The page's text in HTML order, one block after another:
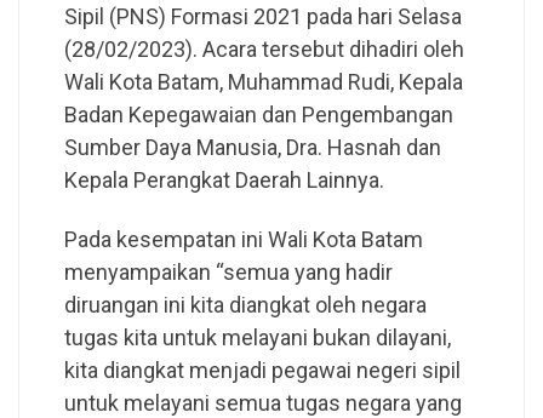
Sipil (PNS) Formasi 2021 pada hari Selasa
(28/02/2023). Acara tersebut dihadiri oleh
Wali Kota Batam, Muhammad Rudi, Kepala
Badan Kepegawaian dan Pengembangan
Sumber Daya Manusia, Dra. Hasnah dan
Kepala Perangkat Daerah Lainnya.
Pada kesempatan ini Wali Kota Batam
menyampaikan “semua yang hadir
diruangan ini kita diangkat oleh negara
tugas kita untuk melayani bukan dilayani,
kita diangkat menjadi pegawai negeri sipil
untuk melayani semua tugas negara yang